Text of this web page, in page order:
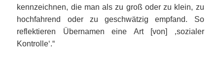
kennzeichnen, die man als zu groß oder zu klein, zu
hochfahrend oder zu geschwätzig empfand. So
reflektieren Übernamen eine Art [von] ‚sozialer
Kontrolle‘.“